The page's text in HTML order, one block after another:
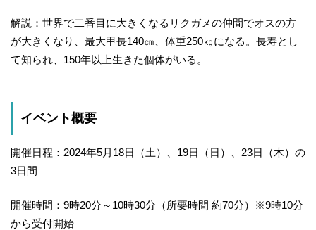
解説：世界で二番目に大きくなるリクガメの仲間でオスの方
が大きくなり、最大甲長140㎝、体重250㎏になる。長寿とし
て知られ、150年以上生きた個体がいる。
イベント概要
開催日程：2024年5月18日（土）、19日（日）、23日（木）の
3日間
開催時間：9時20分～10時30分（所要時間 約70分）※9時10分
から受付開始